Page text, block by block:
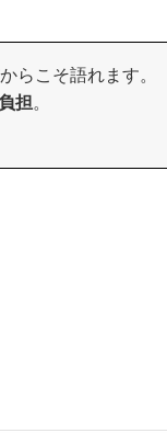
らこそ語れます。
担。